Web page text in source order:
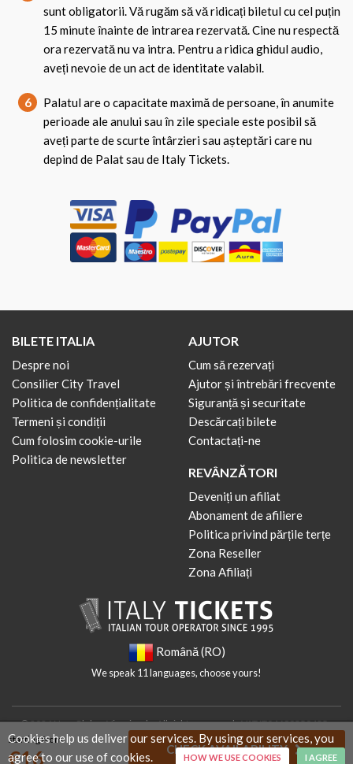
sunt obligatorii. Vă rugăm să vă ridicați biletul cu cel puțin
15 minute înainte de intrarea rezervată. Cine nu respectă
ora rezervată nu va intra. Pentru a ridica ghidul audio,
aveți nevoie de un act de identitate valabil.
6
Palatul are o capacitate maximă de persoane, în anumite
perioade ale anului sau în zile speciale este posibil să
aveți parte de scurte întârzieri sau așteptări care nu
depind de Palat sau de Italy Tickets.
starting from
€16 CHECK AVAILABILITY
BILETE ITALIA
Despre noi
Consilier City Travel
Politica de confidențialitate
Termeni și condiții
Cum folosim cookie-urile
Politica de newsletter
AJUTOR
Cum să rezervați
Ajutor și întrebări frecvente
Siguranță și securitate
Descărcați bilete
Contactați-ne
REVÂNZĂTORI
Deveniți un afiliat
Abonament de afiliere
Politica privind părțile terțe
Zona Reseller
Zona Afiliați
Cookies help us deliver our services. By using our services, you
agree to our use of cookies.
I AGREE
HOW WE USE COOKIES
Română (RO)
We speak 11 languages, choose yours!
© 2026 New Globus Viaggi s.r.l. - All rights reserved - VAT IT04690350485 -
Italian Chamber of Commerce n. 470865 - Cap. Soc. € 10.400 i.v.